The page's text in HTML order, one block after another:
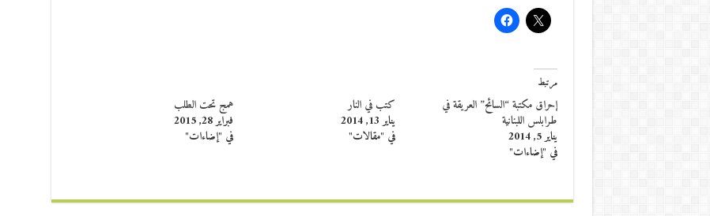
مرتبط
إحراق مكتبة “السائح” العريقة في
طرابلس اللبنانية
يناير 5, 2014
في "إضاءات"
كتب في النار
يناير 13, 2014
في "مقالات"
همج تحت الطلب
فبراير 28, 2015
في "إضاءات"